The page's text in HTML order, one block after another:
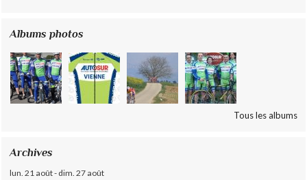
Albums photos
Tous les albums
Archives
lun. 21 août - dim. 27 août